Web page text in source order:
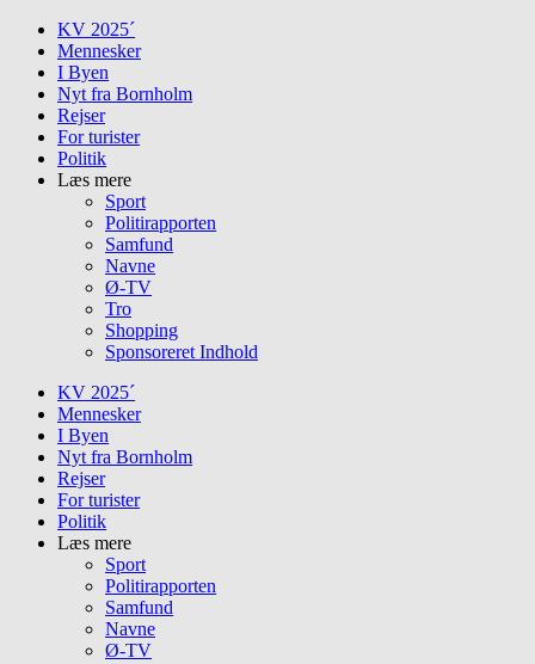
Skip
content
KV 2025´
Mennesker
I Byen
Nyt fra Bornholm
Rejser
For turister
Politik
Læs mere
Sport
Politirapporten
Samfund
Navne
Ø-TV
Tro
Shopping
Sponsoreret Indhold
KV 2025´
Mennesker
I Byen
Nyt fra Bornholm
Rejser
For turister
Politik
Læs mere
Sport
Politirapporten
Samfund
Navne
Ø-TV